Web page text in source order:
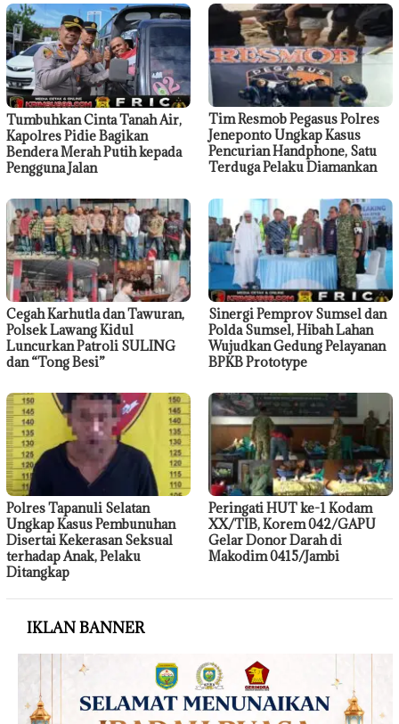
Tumbuhkan Cinta Tanah Air,
Kapolres Pidie Bagikan
Bendera Merah Putih kepada
Pengguna Jalan
Tim Resmob Pegasus Polres
Jeneponto Ungkap Kasus
Pencurian Handphone, Satu
Terduga Pelaku Diamankan
Cegah Karhutla dan Tawuran,
Polsek Lawang Kidul
Luncurkan Patroli SULING
dan “Tong Besi”
Sinergi Pemprov Sumsel dan
Polda Sumsel, Hibah Lahan
Wujudkan Gedung Pelayanan
BPKB Prototype
Polres Tapanuli Selatan
Ungkap Kasus Pembunuhan
Disertai Kekerasan Seksual
terhadap Anak, Pelaku
Ditangkap
Peringati HUT ke-1 Kodam
XX/TIB, Korem 042/GAPU
Gelar Donor Darah di
Makodim 0415/Jambi
IKLAN BANNER